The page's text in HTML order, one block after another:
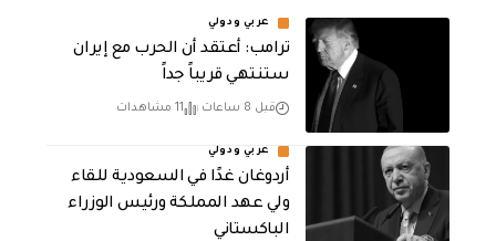
عربي ودولي
‏ترامب: أعتقد أن الحرب مع إيران
ستنتهي قريباً جداً
قبل 8 ساعات 11 مشاهدات
عربي ودولي
أردوغان غدًا في السعودية للقاء
ولي عهد المملكة ورئيس الوزراء
الباكستاني